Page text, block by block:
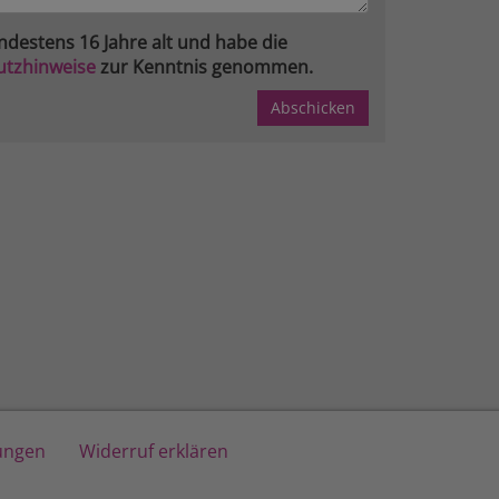
16 Jahre alt und habe die
zur Kenntnis genommen.
Widerruf erklären